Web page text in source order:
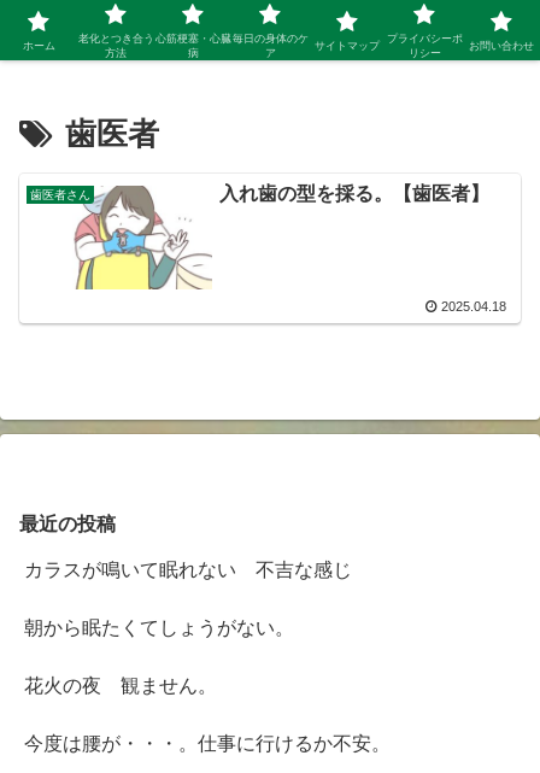
シニア 新しい人生を開拓するブログ
歯医者
歯医者さん 入れ歯の型を採る。【歯医者】
2025.04.18
最近の投稿
カラスが鳴いて眠れない 不吉な感じ
朝から眠たくてしょうがない。
花火の夜 観ません。
今度は腰が・・・。仕事に行けるか不安。
ホーム
老化とつき合う
方法
心筋梗塞・心臓
病
毎日の身体のケ
ア
サイトマップ
プライバシーポ
リシー
お問い合わせ